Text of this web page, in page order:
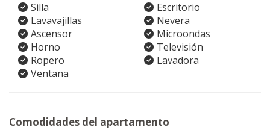
Silla
Escritorio
Lavavajillas
Nevera
Ascensor
Microondas
Horno
Televisión
Ropero
Lavadora
Ventana
Comodidades del apartamento